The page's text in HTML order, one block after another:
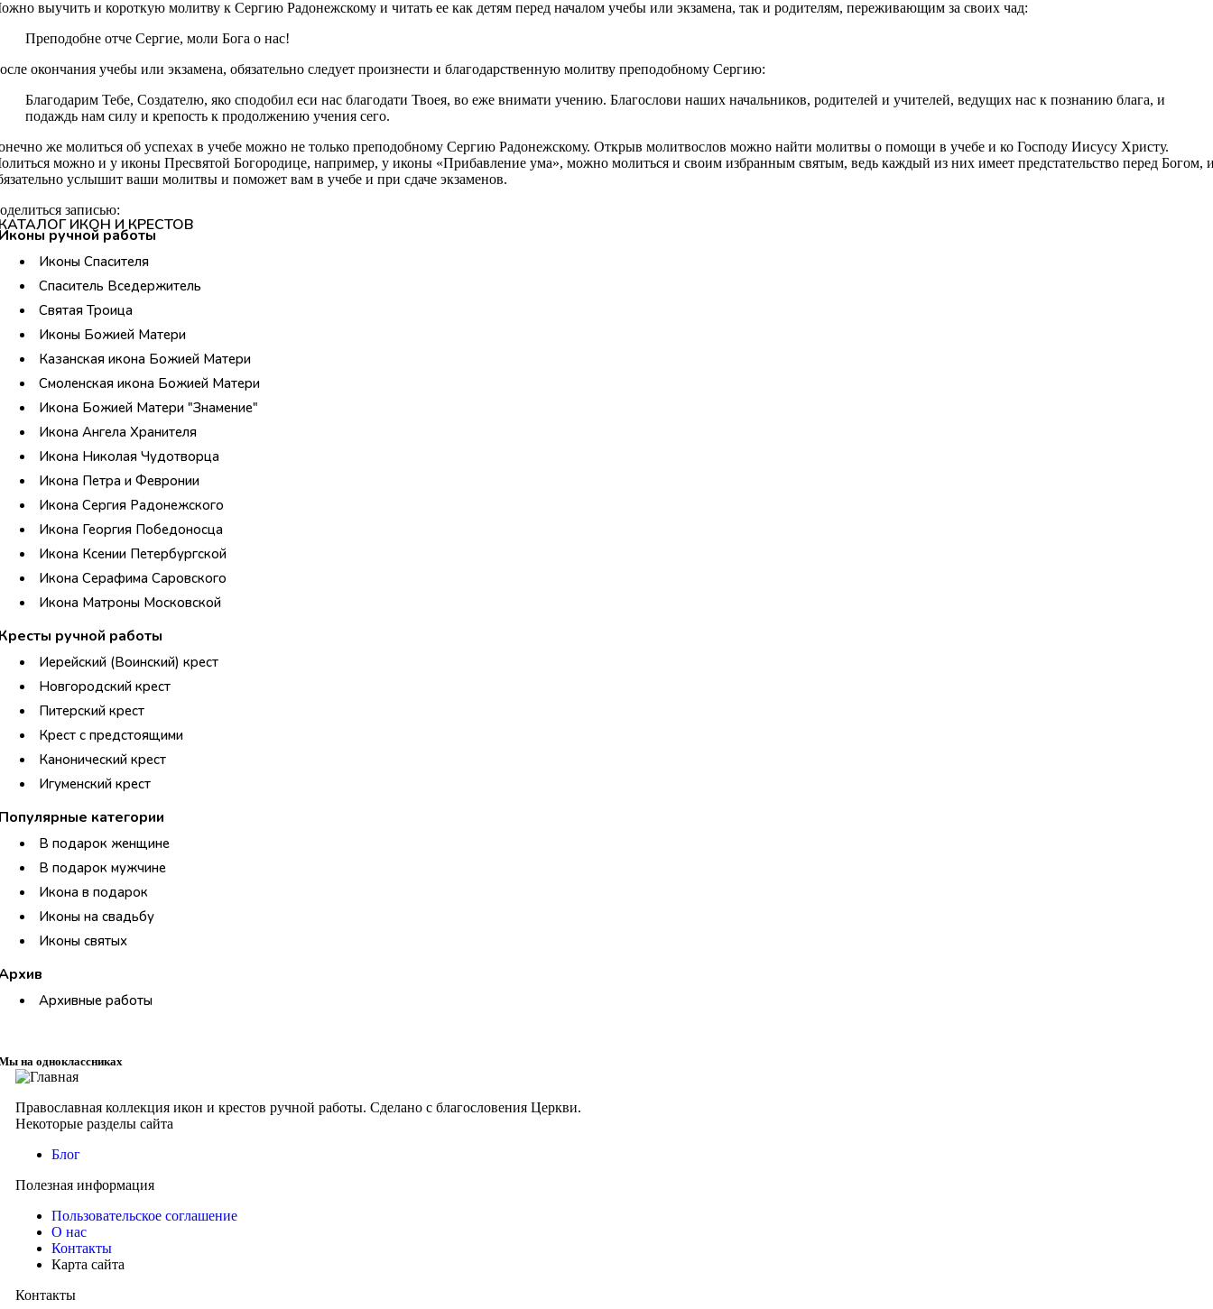
выучить и короткую молитву к Сергию Радонежскому и читать ее как детям перед началом учебы или экзамена, так и родителям, переживающим за своих чад:
Преподобне отче Сергие, моли Бога о нас!
окончания учебы или экзамена, обязательно следует произнести и благодарственную молитву преподобному Сергию:
Благодарим Тебе, Создателю, яко сподобил еси нас благодати Твоея, во еже внимати учению. Благослови наших начальников, родителей и учителей, ведущих нас к познанию блага, и
подаждь нам силу и крепость к продолжению учения сего.
же молиться об успехах в учебе можно не только преподобному Сергию Радонежскому. Открыв молитвослов можно найти молитвы о помощи в учебе и ко Господу Иисусу Христу.
можно и у иконы Пресвятой Богородице, например, у иконы «Прибавление ума», можно молиться и своим избранным святым, ведь каждый из них имеет предстательство перед Богом,
услышит ваши молитвы и поможет вам в учебе и при сдаче экзаменов.
записью:
ИКОН И КРЕСТОВ
ручной работы
Иконы Спасителя
Спаситель Вседержитель
Святая Троица
Иконы Божией Матери
Казанская икона Божией Матери
Смоленская икона Божией Матери
Икона Божией Матери "Знамение"
Икона Ангела Хранителя
Икона Николая Чудотворца
Икона Петра и Февронии
Икона Сергия Радонежского
Икона Георгия Победоносца
Икона Ксении Петербургской
Икона Серафима Саровского
Икона Матроны Московской
ручной работы
Иерейский (Воинский) крест
Новгородский крест
Питерский крест
Крест с предстоящими
Канонический крест
Игуменский крест
категории
В подарок женщине
В подарок мужчине
Икона в подарок
Иконы на свадьбу
Иконы святых
Архивные работы
на одноклассниках
Православная коллекция икон и крестов ручной работы. Сделано с благословения Церкви.
Некоторые разделы сайта
Блог
Полезная информация
Пользовательское соглашение
О нас
Контакты
Карта сайта
Контакты